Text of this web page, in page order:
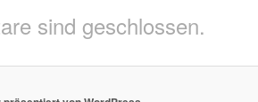
sind geschlossen.